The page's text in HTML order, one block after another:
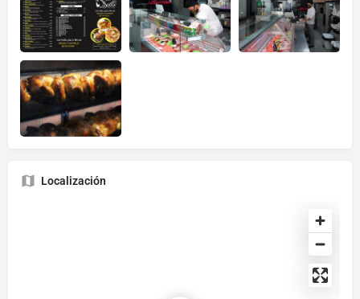
Localización